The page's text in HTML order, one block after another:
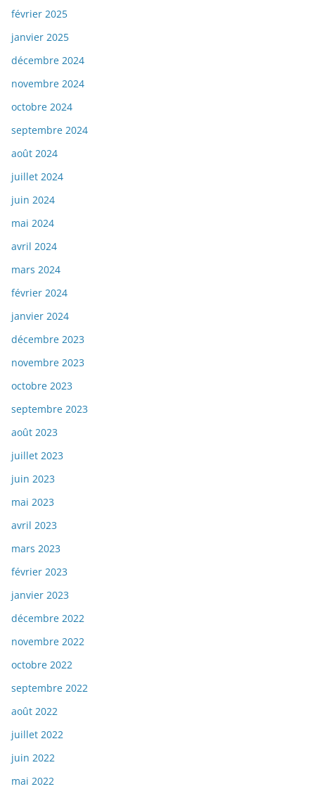
février 2025
janvier 2025
décembre 2024
novembre 2024
octobre 2024
septembre 2024
août 2024
juillet 2024
juin 2024
mai 2024
avril 2024
mars 2024
février 2024
janvier 2024
décembre 2023
novembre 2023
octobre 2023
septembre 2023
août 2023
juillet 2023
juin 2023
mai 2023
avril 2023
mars 2023
février 2023
janvier 2023
décembre 2022
novembre 2022
octobre 2022
septembre 2022
août 2022
juillet 2022
juin 2022
mai 2022